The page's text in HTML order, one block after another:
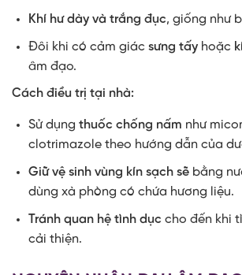
Khí hư dày và trắng đục, giống như
Đôi khi có cảm giác sưng tấyhoặc
âm đạo.
Cách điều trị tại nhà:
Sử dụng thuốc chống nấm như
clotrimazole theo hướng dẫn của
Giữ vệ sinh vùng kín sạch sẽbằng
dùng xà phòng có chứa hương liệu.
Tránh quan hệ tình dục cho đến khi
cải thiện.